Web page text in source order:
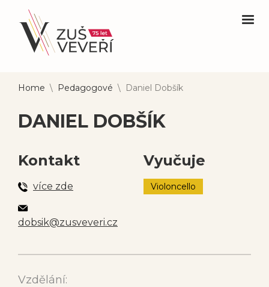
Home \ Pedagogové \ Daniel Dobšík
DANIEL DOBŠÍK
Kontakt
více zde
dobsik@zusveveri.cz
Vyučuje
Violoncello
Vzdělání: